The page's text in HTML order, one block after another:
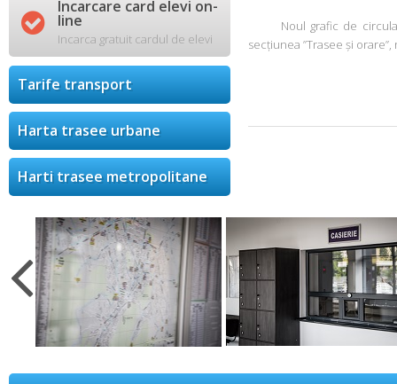
 Incarcare card elevi on-
line
Incarca gratuit cardul de elevi
Tarife transport
Harta trasee urbane
Harti trasee metropolitane
Noul grafic de
secțiunea ”Trasee și